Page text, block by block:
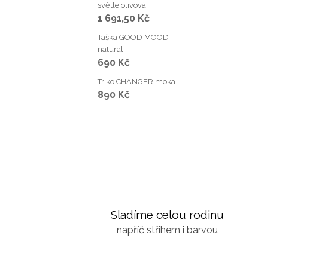
světle olivová
1 691,50 Kč
Taška GOOD MOOD
natural
690 Kč
Triko CHANGER moka
890 Kč
Sladíme celou rodinu
napříč střihem i barvou